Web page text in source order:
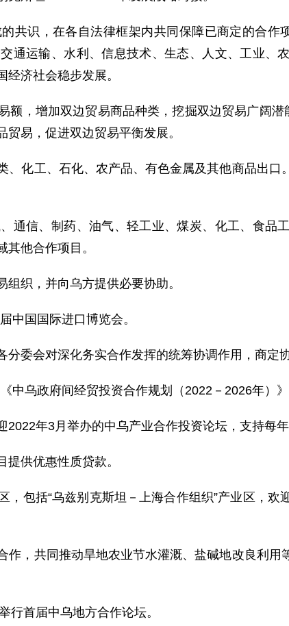
识，在各自法律框架内共同保障已商定的合作
通运输、水利、信息技术、生态、人文、工业、
济社会稳步发展。
，增加双边贸易商品种类，挖掘双边贸易广阔潜
易，促进双边贸易平衡发展。
化工、石化、农产品、有色金属及其他商品出口
信、制药、油气、轻工业、煤炭、化工、食品
他合作项目。
织，并向乌方提供必要协助。
国国际进口博览会。
会对深化务实合作发挥的统筹协调作用，商定协
乌政府间经贸投资合作规划（2022－2026年）》
年3月举办的中乌产业合作投资论坛，支持每年
供优惠性质贷款。
包括“乌兹别克斯坦－上海合作组织”产业区，欢
，共同推动旱地农业节水灌溉、盐碱地改良利用
首届中乌地方合作论坛。